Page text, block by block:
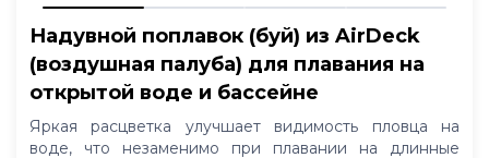
Надувной поплавок (буй) из AirDeck
(воздушная палуба) для плавания на
открытой воде и бассейне
Яркая расцветка улучшает видимость пловца на
воде, что незаменимо при плавании на длинные